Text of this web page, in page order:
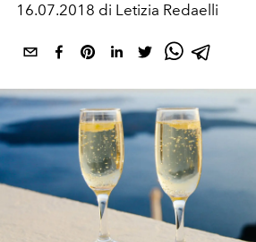
16.07.2018 di Letizia Redaelli